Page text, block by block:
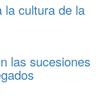
la cultura de la
las sucesiones